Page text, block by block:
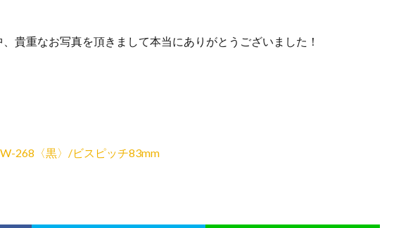
貴重なお写真を頂きまして本当にありがとうございました！
268〈黒〉/ビスピッチ83mm